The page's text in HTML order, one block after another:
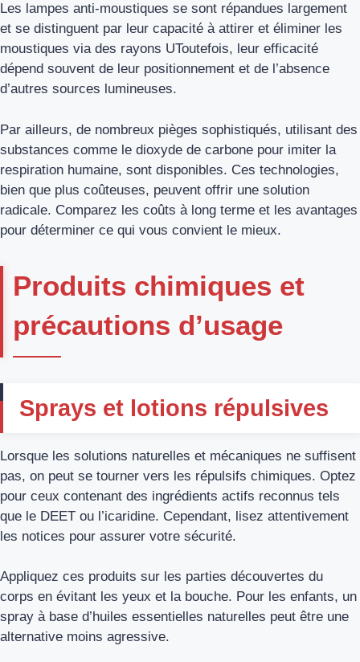
Les lampes anti-moustiques se sont répandues largement
et se distinguent par leur capacité à attirer et éliminer les
moustiques via des rayons UToutefois, leur efficacité
dépend souvent de leur positionnement et de l’absence
d’autres sources lumineuses.
Par ailleurs, de nombreux pièges sophistiqués, utilisant des
substances comme le dioxyde de carbone pour imiter la
respiration humaine, sont disponibles. Ces technologies,
bien que plus coûteuses, peuvent offrir une solution
radicale. Comparez les coûts à long terme et les avantages
pour déterminer ce qui vous convient le mieux.
Produits chimiques et
précautions d’usage
Sprays et lotions répulsives
Lorsque les solutions naturelles et mécaniques ne suffisent
pas, on peut se tourner vers les répulsifs chimiques. Optez
pour ceux contenant des ingrédients actifs reconnus tels
que le DEET ou l’icaridine. Cependant, lisez attentivement
les notices pour assurer votre sécurité.
Appliquez ces produits sur les parties découvertes du
corps en évitant les yeux et la bouche. Pour les enfants, un
spray à base d’huiles essentielles naturelles peut être une
alternative moins agressive.